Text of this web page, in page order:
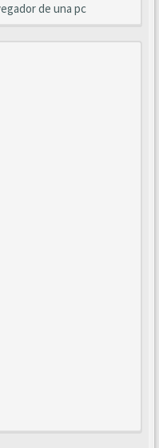
de una pc